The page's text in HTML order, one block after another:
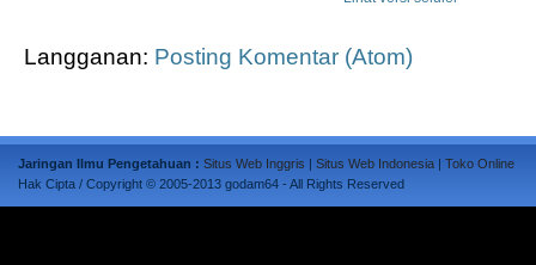
Langganan: Posting Komentar (Atom)
Jaringan Ilmu Pengetahuan : Situs Web Inggris | Situs Web Indonesia | Toko Online
Hak Cipta / Copyright © 2005-2013 godam64 - All Rights Reserved